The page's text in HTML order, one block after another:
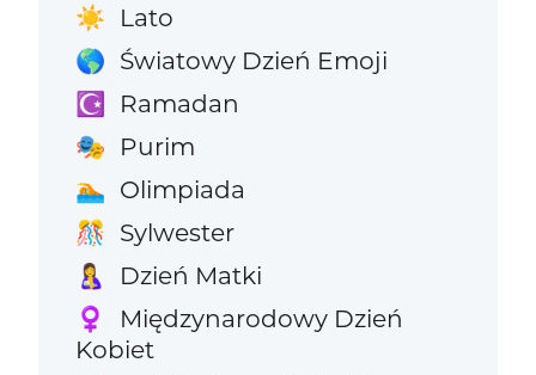
☀️ Lato
🌎 Światowy Dzień Emoji
☪️ Ramadan
🎭 Purim
🏊 Olimpiada
🎊 Sylwester
🤱 Dzień Matki
♀️
Międzynarodowy Dzień
Kobiet